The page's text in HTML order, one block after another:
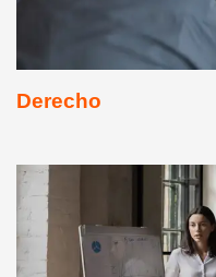
Derecho